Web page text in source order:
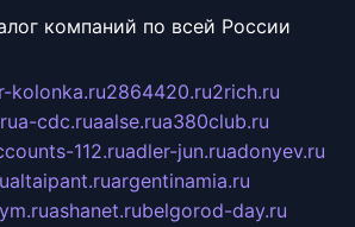
компаний по всей России
kolonka.ru2864420.ru2rich.ru
a-cdc.ruaalse.rua380club.ru
112.ruadler-jun.ruadonyev.ru
altaipant.ruargentinamia.ru
ashanet.rubelgorod-day.ru